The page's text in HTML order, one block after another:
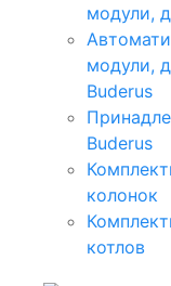
модули,
модули,
Buderus
Buderus
колонок
котлов